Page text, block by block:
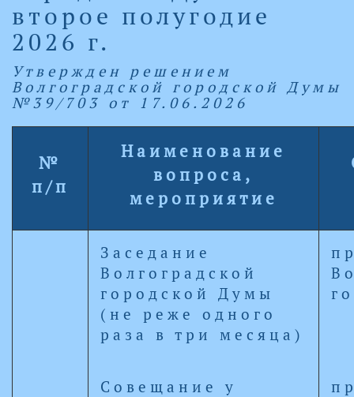
второе полугодие
2026 г.
Утвержден решением
Волгоградской городской Думы
№39/703 от 17.06.2026
№
п/п
Наименование
вопроса,
мероприятие
Заседание
Волгоградской
городской Думы
(не реже одного
раза в три месяца)
Совещание у